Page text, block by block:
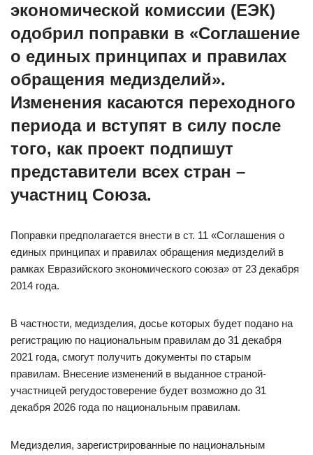
экономической комиссии (ЕЭК)
одобрил поправки в «Соглашение
о единых принципах и правилах
обращения медизделий».
Изменения касаются переходного
периода и вступят в силу после
того, как проект подпишут
представители всех стран –
участниц Союза.
Поправки предполагается внести в ст. 11 «Соглашения о
единых принципах и правилах обращения медизделий в
рамках Евразийского экономического союза» от 23 декабря
2014 года.
В частности, медизделия, досье которых будет подано на
регистрацию по национальным правилам до 31 декабря
2021 года, смогут получить документы по старым
правилам. Внесение изменений в выданное страной-
участницей регудостоверение будет возможно до 31
декабря 2026 года по национальным правилам.
Медизделия, зарегистрированные по национальным